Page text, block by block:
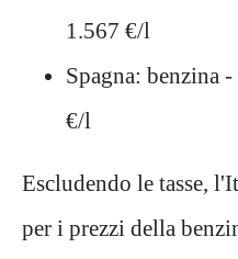
1.567 €/l
Spagna: benzina
€/l
Escludendo le tasse,
per i prezzi della